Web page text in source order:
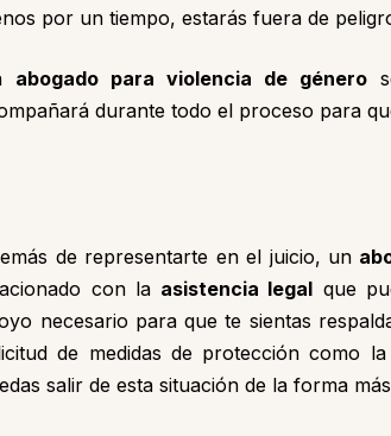
por un tiempo, estarás fuera de
abogado para violencia de género
durante todo el proceso para
de representarte en el juicio, un
con la asistencia legal que
necesario para que te sientas
de medidas de protección como la
salir de esta situación de la forma